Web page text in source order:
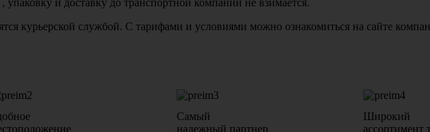
курьерской службой. С тарифами и условиями можно ознакомиться на сайте
Самый
надежный партнер
Широкий
ассортимент